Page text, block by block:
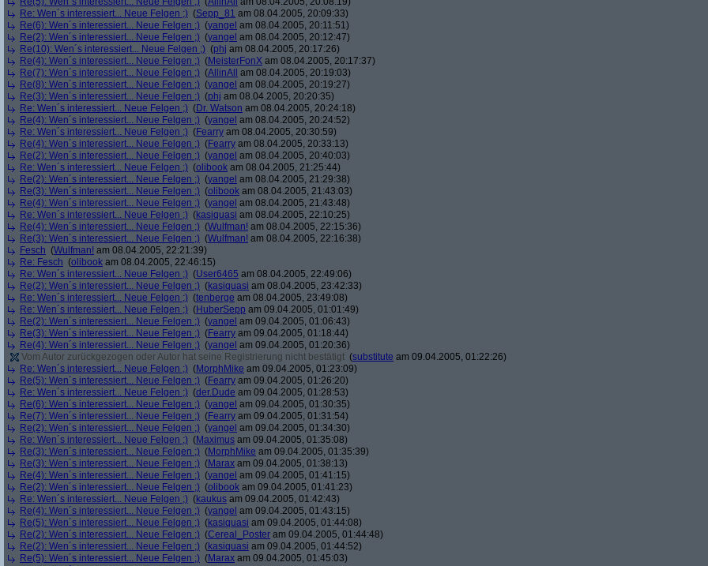
Re: Wen´s interessiert... Neue Felgen ;) (Sepp_81 am 08.04.2005, 20:09:33)
Re(6): Wen´s interessiert... Neue Felgen ;) (yangel am 08.04.2005, 20:11:51)
Re(2): Wen´s interessiert... Neue Felgen ;) (yangel am 08.04.2005, 20:12:47)
Re(10): Wen´s interessiert... Neue Felgen ;) (phj am 08.04.2005, 20:17:26)
Re(4): Wen´s interessiert... Neue Felgen ;) (MeisterFonX am 08.04.2005, 20:17:37)
Re(7): Wen´s interessiert... Neue Felgen ;) (AllinAll
am 08.04.2005, 20:19:03)
Re(8): Wen´s interessiert... Neue Felgen ;) (yangel am 08.04.2005, 20:19:27)
Re(3): Wen´s interessiert... Neue Felgen ;) (phj am 08.04.2005, 20:20:35)
Re: Wen´s interessiert... Neue Felgen ;) (Dr. Watson am 08.04.2005, 20:24:18)
Re(4): Wen´s interessiert... Neue Felgen ;) (yangel am 08.04.2005, 20:24:52)
Re: Wen´s interessiert... Neue Felgen ;) (Fearry am 08.04.2005, 20:30:59)
Re(4): Wen´s interessiert... Neue Felgen ;) (Fearry am 08.04.2005, 20:33:13)
Re(2): Wen´s interessiert... Neue Felgen ;) (yangel am 08.04.2005, 20:40:03)
Re: Wen´s interessiert... Neue Felgen ;) (olibook am 08.04.2005, 21:25:44)
Re(2): Wen´s interessiert... Neue Felgen ;) (yangel am 08.04.2005, 21:29:38)
Re(3): Wen´s interessiert... Neue Felgen ;) (olibook am 08.04.2005, 21:43:03)
Re(4): Wen´s interessiert... Neue Felgen ;) (yangel am 08.04.2005, 21:43:48)
Re: Wen´s interessiert... Neue Felgen ;) (kasiquasi am 08.04.2005, 22:10:25)
Re(4): Wen´s interessiert... Neue Felgen ;) (Wulfman! am 08.04.2005, 22:15:36)
Re(3): Wen´s interessiert... Neue Felgen ;) (Wulfman! am 08.04.2005, 22:16:38)
Fesch (Wulfman! am 08.04.2005, 22:21:39)
Re: Fesch (olibook am 08.04.2005, 22:46:15)
Re: Wen´s interessiert... Neue Felgen ;) (User6465 am 08.04.2005, 22:49:06)
Re(2): Wen´s interessiert... Neue Felgen ;) (kasiquasi am 08.04.2005, 23:42:33)
Re: Wen´s interessiert... Neue Felgen ;) (tenberge am 08.04.2005, 23:49:08)
Re: Wen´s interessiert... Neue Felgen ;) (HuberSepp am 09.04.2005, 01:01:49)
Re(2): Wen´s interessiert... Neue Felgen ;) (yangel am 09.04.2005, 01:06:43)
Re(3): Wen´s interessiert... Neue Felgen ;) (Fearry am 09.04.2005, 01:18:44)
Re(4): Wen´s interessiert... Neue Felgen ;) (yangel am 09.04.2005, 01:20:36)
Vom Autor zurückgezogen oder Autor hat seine Registrierung nicht bestätigt (substitute am 09.04.2005, 01:22:26)
Re: Wen´s interessiert... Neue Felgen ;) (MorphMike am 09.04.2005, 01:23:09)
Re(5): Wen´s interessiert... Neue Felgen ;) (Fearry am 09.04.2005, 01:26:20)
Re: Wen´s interessiert... Neue Felgen ;) (der.Dude am 09.04.2005, 01:28:53)
Re(6): Wen´s interessiert... Neue Felgen ;) (yangel am 09.04.2005, 01:30:35)
Re(7): Wen´s interessiert... Neue Felgen ;) (Fearry am 09.04.2005, 01:31:54)
Re(2): Wen´s interessiert... Neue Felgen ;) (yangel am 09.04.2005, 01:34:30)
Re: Wen´s interessiert... Neue Felgen ;) (Maximus am 09.04.2005, 01:35:08)
Re(3): Wen´s interessiert... Neue Felgen ;) (MorphMike am 09.04.2005, 01:35:39)
Re(3): Wen´s interessiert... Neue Felgen ;) (Marax am 09.04.2005, 01:38:13)
Re(4): Wen´s interessiert... Neue Felgen ;) (yangel am 09.04.2005, 01:41:15)
Re(2): Wen´s interessiert... Neue Felgen ;) (olibook am 09.04.2005, 01:41:23)
Re: Wen´s interessiert... Neue Felgen ;) (kaukus am 09.04.2005, 01:42:43)
Re(4): Wen´s interessiert... Neue Felgen ;) (yangel am 09.04.2005, 01:43:15)
Re(5): Wen´s interessiert... Neue Felgen ;) (kasiquasi am 09.04.2005, 01:44:08)
Re(2): Wen´s interessiert... Neue Felgen ;) (Cereal_Poster am 09.04.2005, 01:44:48)
Re(2): Wen´s interessiert... Neue Felgen ;) (kasiquasi am 09.04.2005, 01:44:52)
Re(5): Wen´s interessiert... Neue Felgen ;) (Marax am 09.04.2005, 01:45:03)